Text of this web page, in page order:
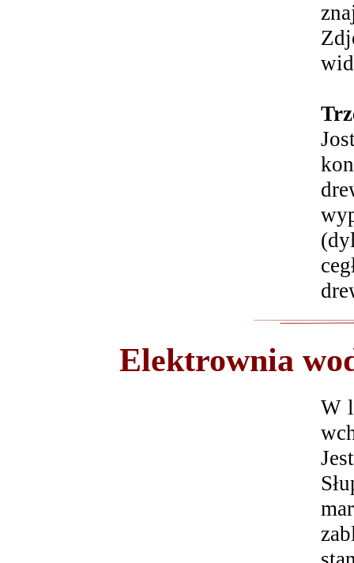
Elektrownia
W